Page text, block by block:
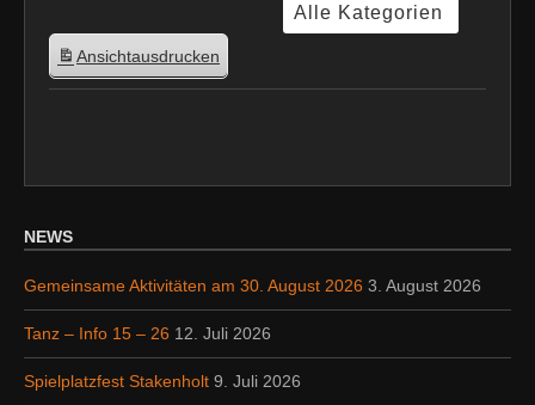
Alle Kategorien
Ansichtausdrucken
NEWS
Gemeinsame Aktivitäten am 30. August 2026 3. August 2026
Tanz – Info 15 – 26 12. Juli 2026
Spielplatzfest Stakenholt 9. Juli 2026